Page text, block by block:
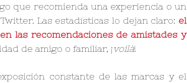
que recomienda una experiencia o un
Las estadísticas lo dejan claro: el
las recomendaciones de amistades y
de amigo o familiar, ¡voilà!
constante de las marcas y el